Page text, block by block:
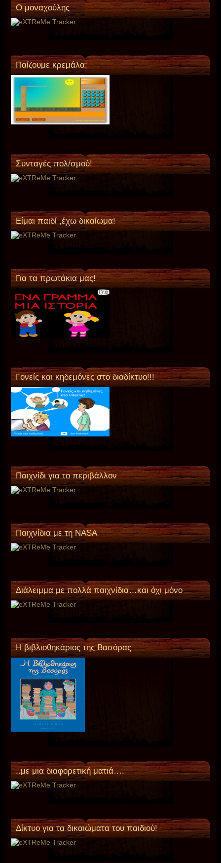
O μοναχούλης
Παίζουμε κρεμάλα;
Συνταγές πολ/σμού!
Είμαι παιδί ,έχω δικαίωμα!
Για τα πρωτάκια μας!
Γονείς και κηδεμόνες στο διαδίκτυο!!!
Παιχνίδι για το περιβάλλον
Παιχνίδια με τη NASA
Διάλειμμα με πολλά παιχνίδια…και όχι μόνο
Η βιβλιοθηκάριος της Βασόρας
..με μια διαφορετική ματιά….
Δίκτυο για τα δικαιώματα του παιδιού!